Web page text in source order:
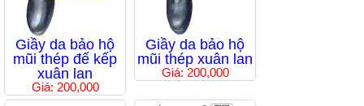
Giầy da bảo hộ
mũi thép đế kếp
xuân lan
Giá: 200,000
Giầy da bảo hộ
mũi thép xuân lan
Giá: 200,000